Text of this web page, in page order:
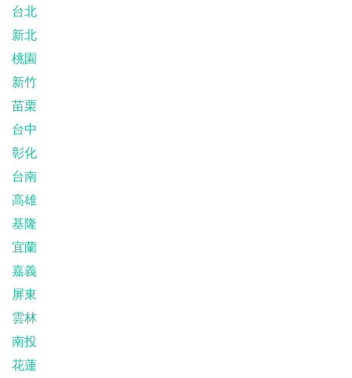
台北
新北
桃園
新竹
苗栗
台中
彰化
台南
高雄
基隆
宜蘭
嘉義
屏東
雲林
南投
花蓮